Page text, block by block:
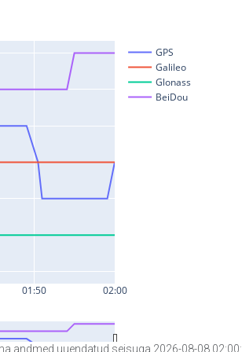
andmed uuendatud seisuga 2026-08-08